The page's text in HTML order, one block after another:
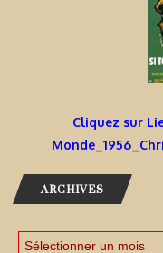
Cliquez sur
ARCHIVES